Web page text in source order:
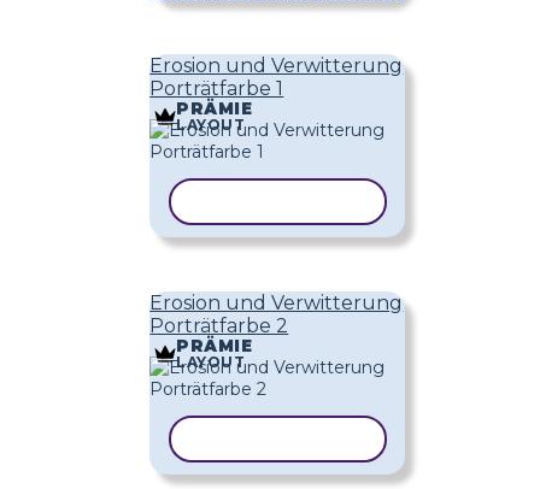
Erosion und Verwitterung
Porträtfarbe 1
PRÄMIE
LAYOUT
Erosion und Verwitterung
Porträtfarbe 2
PRÄMIE
LAYOUT